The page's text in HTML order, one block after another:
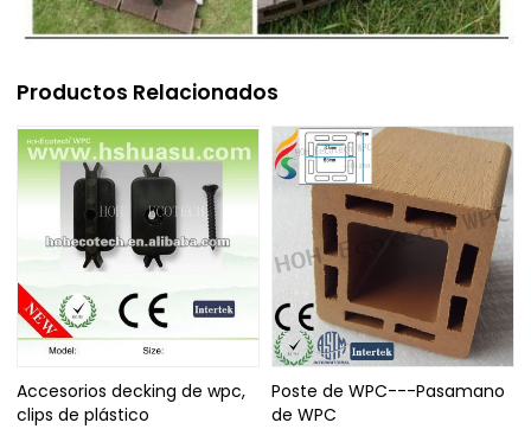
Productos Relacionados
Accesorios decking de wpc,
clips de plástico
Poste de WPC---Pasamano
de WPC